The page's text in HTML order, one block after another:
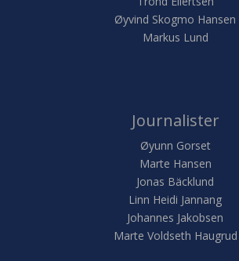
Øyvind Skogmo Hansen
Markus Lund
Journalister
Øyunn Gorset
Marte Hansen
Jonas Bäcklund
Linn Heidi Jannang
Johannes Jakobsen
Marte Voldseth Haugrud